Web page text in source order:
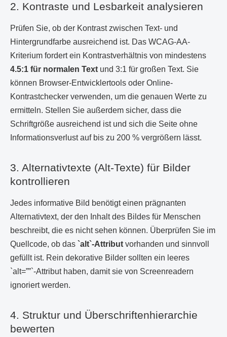
2. Kontraste und Lesbarkeit analysieren
Prüfen Sie, ob der Kontrast zwischen Text- und
Hintergrundfarbe ausreichend ist. Das WCAG-AA-
Kriterium fordert ein Kontrastverhältnis von mindestens
4.5:1 für normalen Text und 3:1 für großen Text. Sie
können Browser-Entwicklertools oder Online-
Kontrastchecker verwenden, um die genauen Werte zu
ermitteln. Stellen Sie außerdem sicher, dass die
Schriftgröße ausreichend ist und sich die Seite ohne
Informationsverlust auf bis zu 200 % vergrößern lässt.
3. Alternativtexte (Alt-Texte) für Bilder
kontrollieren
Jedes informative Bild benötigt einen prägnanten
Alternativtext, der den Inhalt des Bildes für Menschen
beschreibt, die es nicht sehen können. Überprüfen Sie im
Quellcode, ob das `alt`-Attribut vorhanden und sinnvoll
gefüllt ist. Rein dekorative Bilder sollten ein leeres
`alt=””`-Attribut haben, damit sie von Screenreadern
ignoriert werden.
4. Struktur und Überschriftenhierarchie
bewerten